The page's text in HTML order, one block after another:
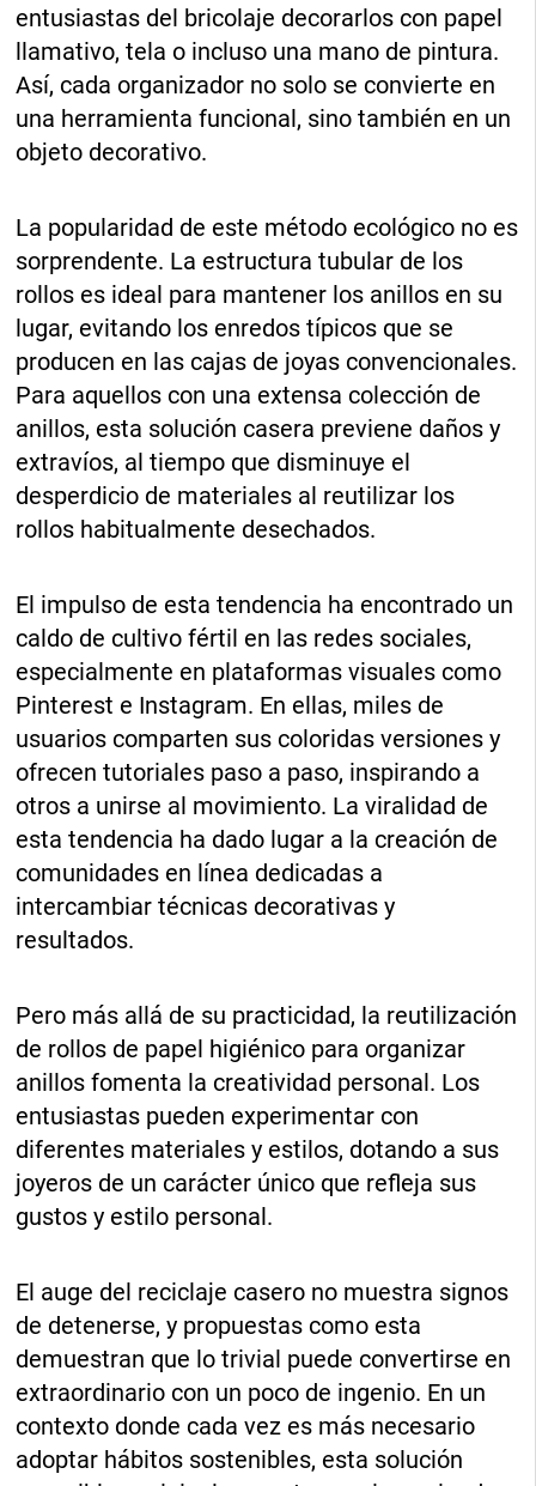
entusiastas del bricolaje decorarlos con papel
llamativo, tela o incluso una mano de pintura.
Así, cada organizador no solo se convierte en
una herramienta funcional, sino también en un
objeto decorativo.
La popularidad de este método ecológico no es
sorprendente. La estructura tubular de los
rollos es ideal para mantener los anillos en su
lugar, evitando los enredos típicos que se
producen en las cajas de joyas convencionales.
Para aquellos con una extensa colección de
anillos, esta solución casera previene daños y
extravíos, al tiempo que disminuye el
desperdicio de materiales al reutilizar los
rollos habitualmente desechados.
El impulso de esta tendencia ha encontrado un
caldo de cultivo fértil en las redes sociales,
especialmente en plataformas visuales como
Pinterest e Instagram. En ellas, miles de
usuarios comparten sus coloridas versiones y
ofrecen tutoriales paso a paso, inspirando a
otros a unirse al movimiento. La viralidad de
esta tendencia ha dado lugar a la creación de
comunidades en línea dedicadas a
intercambiar técnicas decorativas y
resultados.
Pero más allá de su practicidad, la reutilización
de rollos de papel higiénico para organizar
anillos fomenta la creatividad personal. Los
entusiastas pueden experimentar con
diferentes materiales y estilos, dotando a sus
joyeros de un carácter único que refleja sus
gustos y estilo personal.
El auge del reciclaje casero no muestra signos
de detenerse, y propuestas como esta
demuestran que lo trivial puede convertirse en
extraordinario con un poco de ingenio. En un
contexto donde cada vez es más necesario
adoptar hábitos sostenibles, esta solución